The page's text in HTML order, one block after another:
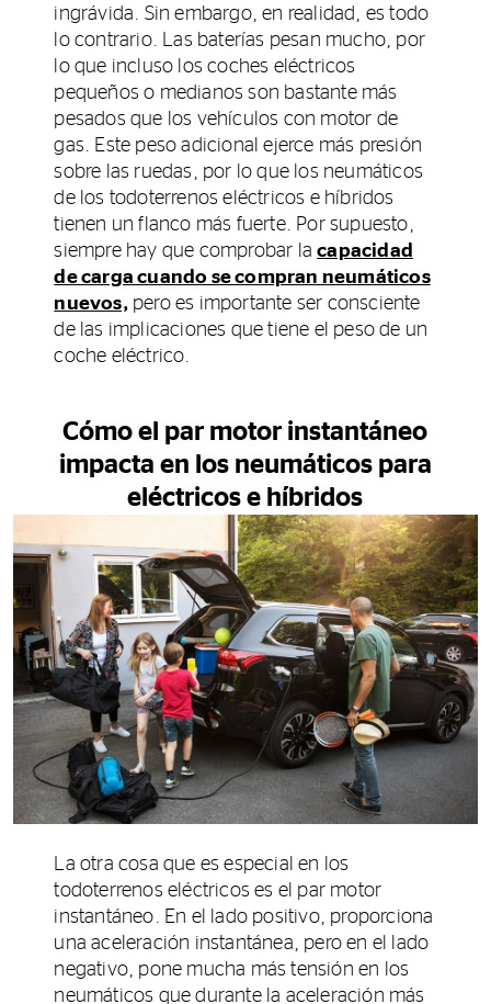
ingrávida. Sin embargo, en realidad, es todo
lo contrario. Las baterías pesan mucho, por
lo que incluso los coches eléctricos
pequeños o medianos son bastante más
pesados que los vehículos con motor de
gas. Este peso adicional ejerce más presión
sobre las ruedas, por lo que los neumáticos
de los todoterrenos eléctricos e híbridos
tienen un flanco más fuerte. Por supuesto,
siempre hay que comprobar lacapacidad
de carga cuando se compran neumáticos
nuevos,pero es importante ser consciente
de las implicaciones que tiene el peso de un
coche eléctrico.
Cómo el par motor instantáneo
impacta en los neumáticos para
eléctricos e híbridos
La otra cosa que es especial en los
todoterrenos eléctricos es el par motor
instantáneo. En el lado positivo, proporciona
una aceleración instantánea, pero en el lado
negativo, pone mucha más tensión en los
neumáticos que durante la aceleración más